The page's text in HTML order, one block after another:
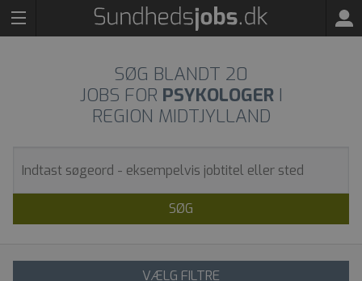
SØG BLANDT 20
JOBS FOR PSYKOLOGERI
REGION MIDTJYLLAND
SØG
VÆLG FILTRE